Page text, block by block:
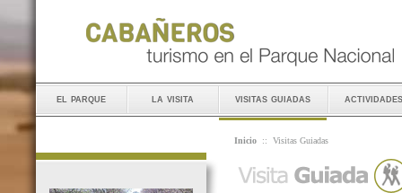
el parque la visita visitas guiadas actividades
Inicio :: Visitas Guiadas